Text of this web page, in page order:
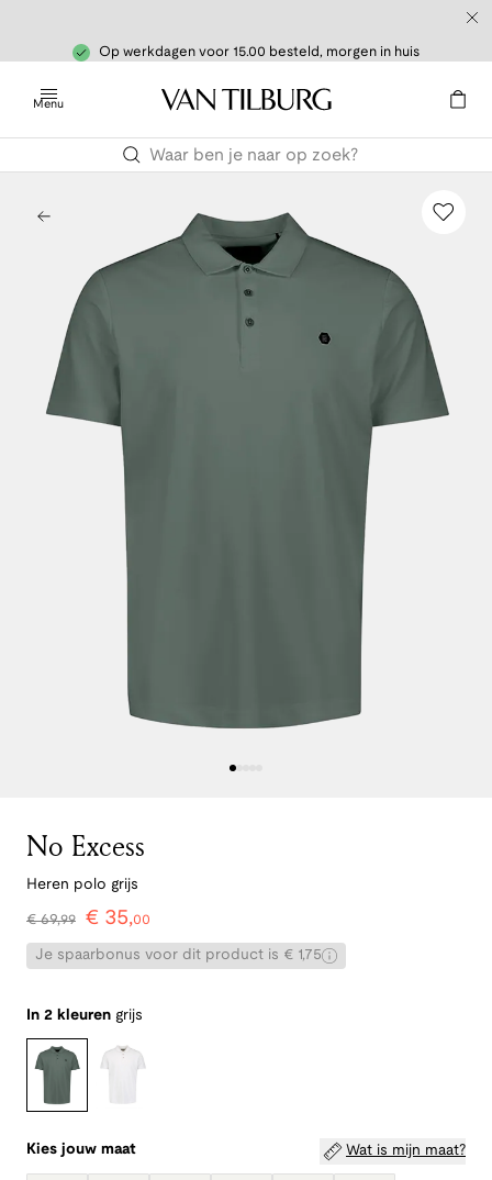
Op werkdagen voor 15.00 besteld, morgen in huis
Menu
No Excess
Heren polo grijs
€69,99 € 35,00
Je spaarbonus voor dit product is € 1,75
In 2 kleuren grijs
Kies jouw maat Wat is mijn maat?